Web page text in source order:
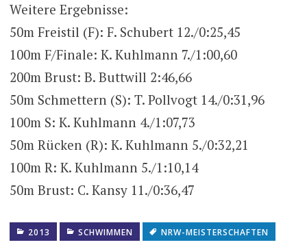
Weitere Ergebnisse:
50m Freistil (F): F. Schubert 12./0:25,45
100m F/Finale: K. Kuhlmann 7./1:00,60
200m Brust: B. Buttwill 2:46,66
50m Schmettern (S): T. Pollvogt 14./0:31,96
100m S: K. Kuhlmann 4./1:07,73
50m Rücken (R): K. Kuhlmann 5./0:32,21
100m R: K. Kuhlmann 5./1:10,14
50m Brust: C. Kansy 11./0:36,47
2013 SCHWIMMEN NRW-MEISTERSCHAFTEN